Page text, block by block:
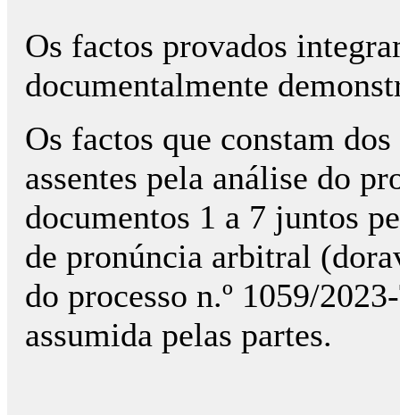
Os factos provados
documentalmente
Os factos que constam
assentes pela análise do
documentos 1 a 7 juntos
de pronúncia arbitral
do processo n.º 1059/
assumida pelas partes.